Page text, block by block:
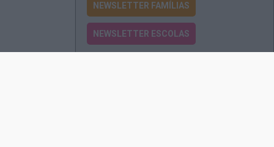
NEWSLETTER FAMÍLIAS
NEWSLETTER ESCOLAS